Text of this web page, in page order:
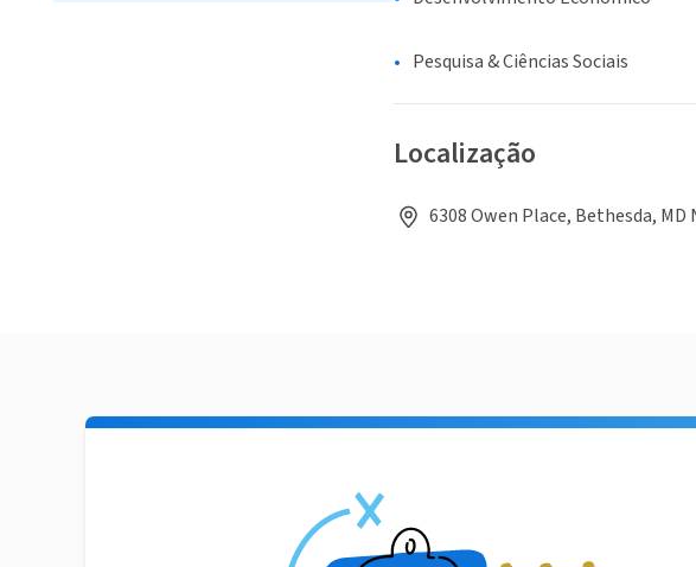
Pesquisa & Ciências Sociais
Localização
6308 Owen Place, Bethesda,